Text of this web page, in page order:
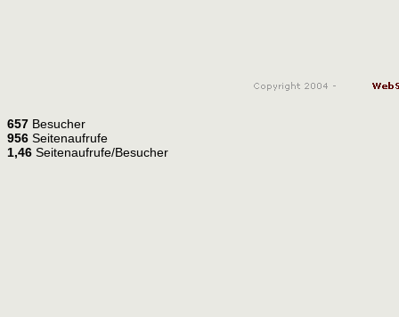
657 Besucher
956 Seitenaufrufe
1,46 Seitenaufrufe/Besucher